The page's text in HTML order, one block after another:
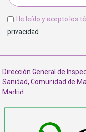
He leído y acepto los
privacidad
Dirección General de
Sanidad, Comunidad de
Madrid